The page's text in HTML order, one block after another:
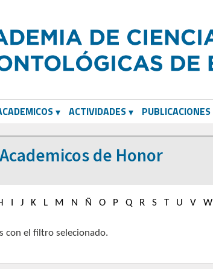
ACTIVIDADES PUBLICACIONES
de Honor
J K L M N Ñ O P Q R S T U V W
con el filtro selecionado.